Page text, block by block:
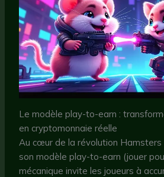
Le modèle play-to-earn :
en cryptomonnaie réelle
Au cœur de la révolution
son modèle play-to-earn (jouer
mécanique invite les joueurs à